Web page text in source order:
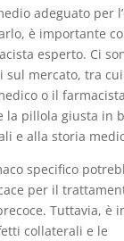
adeguato per
è importante
esperto. Ci
mercato, tra
o il
la pillola giusta in
e alla storia
specifico
per il
Tuttavia, è
collaterali e le